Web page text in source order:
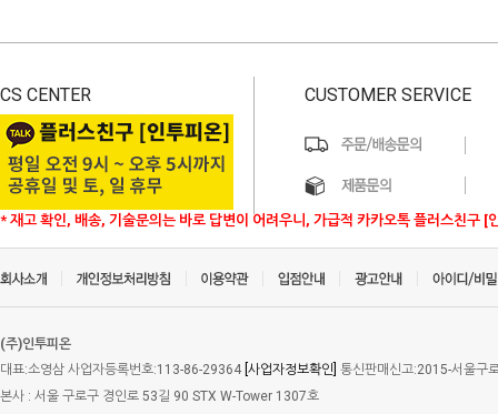
CS CENTER
* 재고 확인, 배송, 기술문의는 바로 답변이 어려우니, 가급적 카카오톡 플러스친구 [
CUSTOMER SERVICE
(주)인투피온
대표:소영삼 사업자등록번호:113-86-29364 [사업자정보확인] 통신판매신고:2015-서울구
본사 : 서울 구로구 경인로 53길 90 STX W-Tower 1307호